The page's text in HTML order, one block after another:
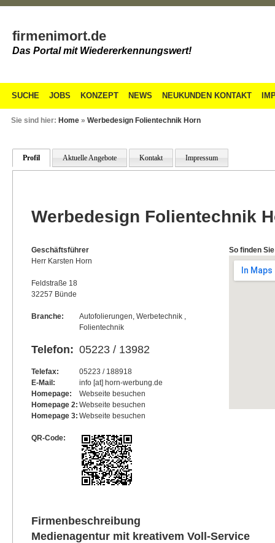
firmenimort.de
Das Portal mit Wiedererkennungswert!
SUCHE JOBS KONZEPT NEWS NEUKUNDEN KONTAKT
Sie sind hier: Home » Werbedesign Folientechnik Horn
Profil Aktuelle Angebote Kontakt Impressum
Werbedesign Folientechnik
Geschäftsführer
Herr Karsten Horn
Feldstraße 18
32257 Bünde
Branche:
Autofolierungen, Werbetechnik ,
Folientechnik
Telefon: 05223 / 13982
Telefax:
05223 / 188918
E-Mail:
info [at] horn-werbung.de
Homepage:
Webseite besuchen
Homepage 2: Webseite besuchen
Homepage 3: Webseite besuchen
QR-Code:
So finden
Firmenbeschreibung
Medienagentur mit kreativem Voll-Service